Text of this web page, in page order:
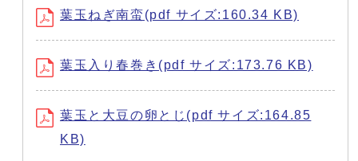
葉玉ねぎ南蛮(pdf サイズ:160.34 KB)
葉玉入り春巻き(pdf サイズ:173.76 KB)
葉玉と大豆の卵とじ(pdf サイズ:164.85
KB)